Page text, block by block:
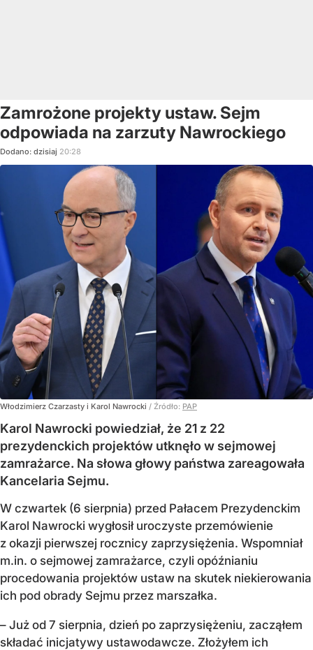
Zamrożone projekty ustaw. Sejm
odpowiada na zarzuty Nawrockiego
Dodano: dzisiaj 20:28
Włodzimierz Czarzasty i Karol Nawrocki / Źródło: PAP
Karol Nawrocki powiedział, że 21 z 22
prezydenckich projektów utknęło w sejmowej
zamrażarce. Na słowa głowy państwa zareagowała
Kancelaria Sejmu.
W czwartek (6 sierpnia) przed Pałacem Prezydenckim
Karol Nawrocki wygłosił uroczyste przemówienie
z okazji pierwszej rocznicy zaprzysiężenia. Wspomniał
m.in. o sejmowej zamrażarce, czyli opóźnianiu
procedowania projektów ustaw na skutek niekierowania
ich pod obrady Sejmu przez marszałka.
– Już od 7 sierpnia, dzień po zaprzysiężeniu, zacząłem
składać inicjatywy ustawodawcze. Złożyłem ich